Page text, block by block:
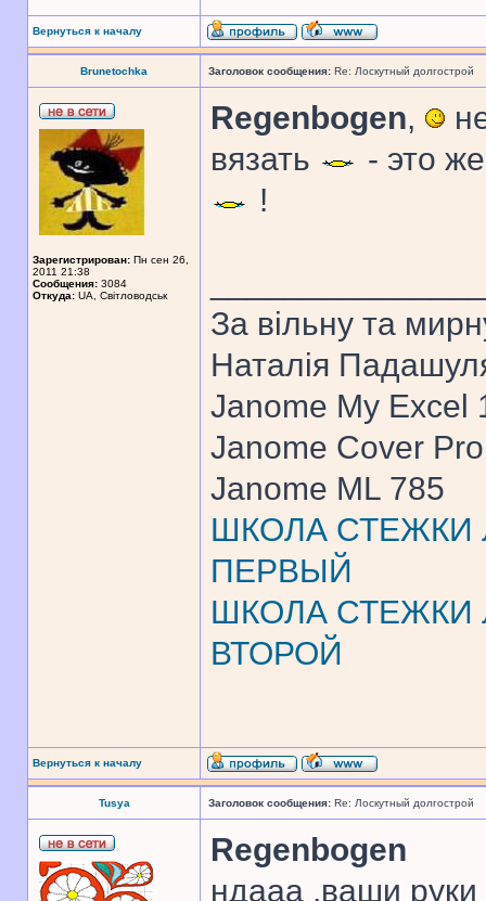
Вернуться к началу
Brunetochka Заголовок сообщения: Re: Лоскутный долгострой
Зарегистрирован: Пн сен 26,
2011 21:38
Сообщения: 3084
Откуда: UA, Свiтловодськ
Regenbogen,
вязать
- это
!
За вiльну та
Наталiя
Janome My Excel
Janome Cover
Janome ML 785
ШКОЛА СТЕЖКИ
ПЕРВЫЙ
ШКОЛА СТЕЖКИ
ВТОРОЙ
Вернуться к началу
Tusya Заголовок сообщения: Re: Лоскутный долгострой
Regenbogen
ндааа ,ваши